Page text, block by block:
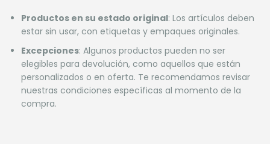
Productos en su estado original: Los artículos deben
estar sin usar, con etiquetas y empaques originales.
Excepciones: Algunos productos pueden no ser
elegibles para devolución, como aquellos que están
personalizados o en oferta. Te recomendamos revisar
nuestras condiciones específicas al momento de la
compra.